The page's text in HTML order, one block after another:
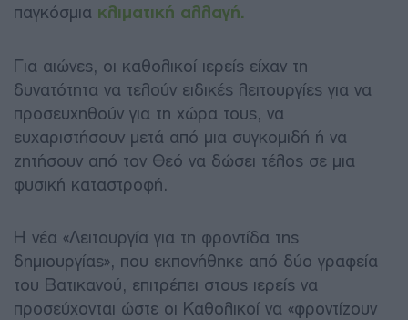
παγκόσμια κλιματική αλλαγή.
Για αιώνες, οι καθολικοί ιερείς είχαν τη
δυνατότητα να τελούν ειδικές λειτουργίες για να
προσευχηθούν για τη χώρα τους, να
ευχαριστήσουν μετά από μια συγκομιδή ή να
ζητήσουν από τον Θεό να δώσει τέλος σε μια
φυσική καταστροφή.
Η νέα «Λειτουργία για τη φροντίδα της
δημιουργίας», που εκπονήθηκε από δύο γραφεία
του Βατικανού, επιτρέπει στους ιερείς να
προσεύχονται ώστε οι Καθολικοί να «φροντίζουν